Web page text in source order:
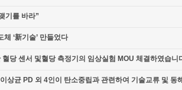
기를 바라”
‘新기술’ 만들었다
당 센서 및혈당 측정기의 임상실험 MOU 체결하였습니
상균 PD 외 4인이 탄소중립과 관련하여 기술교류 및 동